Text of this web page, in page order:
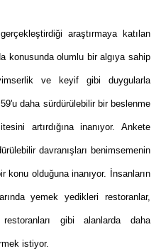
araştırmaya katılan
konusunda olumlu bir algıya sahip
ve keyif gibi duygularla
daha sürdürülebilir bir beslenme
artırdığına inanıyor. Ankete
davranışları benimsemenin
olduğuna inanıyor. İnsanların
yemek yedikleri restoranlar,
gibi alanlarda daha
istiyor.